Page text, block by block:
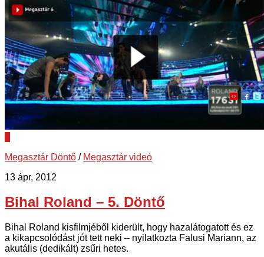
Megasztár Döntő / Megasztár videó
13 ápr, 2012
Bihal Roland – 5. Döntő
Bihal Roland kisfilmjéből kiderült, hogy hazalátogatott és ez
a kikapcsolódást jót tett neki – nyilatkozta Falusi Mariann, az
akutális (dedikált) zsűri hetes.